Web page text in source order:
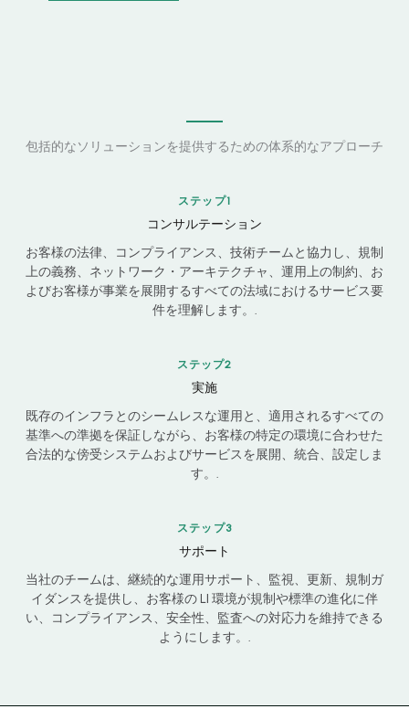
包括的なソリューションを提供するための体系的なアプローチ
ステップ1
コンサルテーション
お客様の法律、コンプライアンス、技術チームと協力し、規制
上の義務、ネットワーク・アーキテクチャ、運用上の制約、お
よびお客様が事業を展開するすべての法域におけるサービス要
件を理解します。.
ステップ2
実施
既存のインフラとのシームレスな運用と、適用されるすべての
基準への準拠を保証しながら、お客様の特定の環境に合わせた
合法的な傍受システムおよびサービスを展開、統合、設定しま
す。.
ステップ3
サポート
当社のチームは、継続的な運用サポート、監視、更新、規制ガ
イダンスを提供し、お客様の LI 環境が規制や標準の進化に伴
い、コンプライアンス、安全性、監査への対応力を維持できる
ようにします。.
Korean
Portuguese